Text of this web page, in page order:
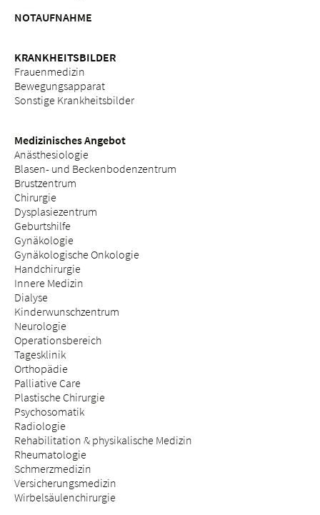
NOTAUFNAHME
KRANKHEITSBILDER
Frauenmedizin
Bewegungsapparat
Sonstige Krankheitsbilder
Medizinisches Angebot
Anästhesiologie
Blasen- und Beckenbodenzentrum
Brustzentrum
Chirurgie
Dysplasiezentrum
Geburtshilfe
Gynäkologie
Gynäkologische Onkologie
Handchirurgie
Innere Medizin
Dialyse
Kinderwunschzentrum
Neurologie
Operationsbereich
Tagesklinik
Orthopädie
Palliative Care
Plastische Chirurgie
Psychosomatik
Radiologie
Rehabilitation & physikalische Medizin
Rheumatologie
Schmerzmedizin
Versicherungsmedizin
Wirbelsäulenchirurgie